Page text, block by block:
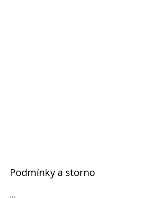
Podmínky a storno
...